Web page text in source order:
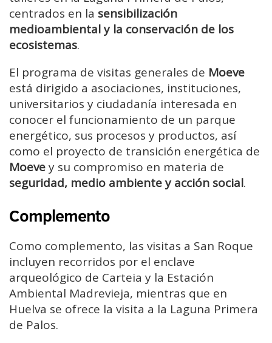
centrados en la sensibilización
medioambiental y la conservación de los
ecosistemas.
El programa de visitas generales de Moeve
está dirigido a asociaciones, instituciones,
universitarios y ciudadanía interesada en
conocer el funcionamiento de un parque
energético, sus procesos y productos, así
como el proyecto de transición energética de
Moevey su compromiso en materia de
seguridad, medio ambiente y acción social.
Complemento
Como complemento, las visitas a San Roque
incluyen recorridos por el enclave
arqueológico de Carteia y la Estación
Ambiental Madrevieja, mientras que en
Huelva se ofrece la visita a la Laguna Primera
de Palos.